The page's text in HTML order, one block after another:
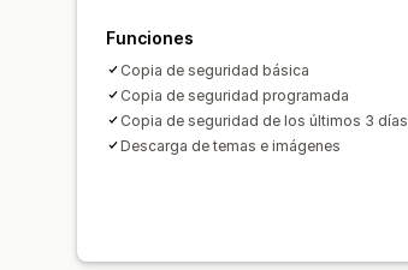
Funciones
Copia de seguridad básica
Copia de seguridad programada
Copia de seguridad de los últimos 3 días
Descarga de temas e imágenes